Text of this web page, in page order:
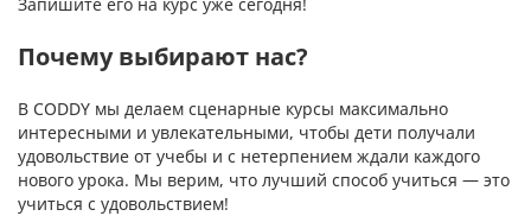
Почему выбирают нас?
В CODDY мы делаем сценарные курсы максимально
интересными и увлекательными, чтобы дети получали
удовольствие от учебы и с нетерпением ждали каждого
нового урока. Мы верим, что лучший способ учиться — это
учиться с удовольствием!